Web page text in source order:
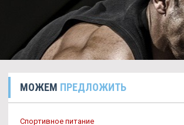
МОЖЕМ ПРЕДЛОЖИТЬ
Спортивное питание